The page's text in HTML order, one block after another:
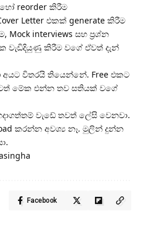
හෝ reorder කිරීම
Letter එකක් generate කිරීම
Mock interviews සහ ප්‍රශ්න
වැඩිදියුණු කිරීම වගේ ඒවත් දැන්
අයට විතරයි තියෙන්නේ. Free එකට
මේක එන්න තව සතියක් වගේ
වැඩේ තවත් ලේසි වෙනවා.
කරන්න අවශ්‍ය නෑ. මුලින් දුන්න
Facebook